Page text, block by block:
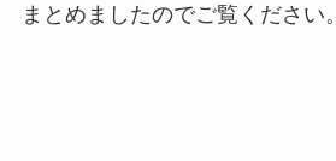
まとめましたのでご覧ください。